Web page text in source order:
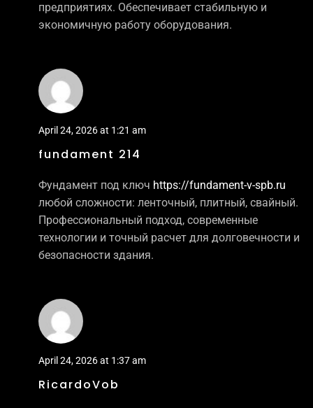
предприятиях. Обеспечивает стабильную и
экономичную работу оборудования.
April 24, 2026 at 1:21 am
fundament 214
Фундамент под ключ https://fundament-v-spb.ru
любой сложности: ленточный, плитный, свайный.
Профессиональный подход, современные
технологии и точный расчет для долговечности и
безопасности здания.
April 24, 2026 at 1:37 am
RicardoVob